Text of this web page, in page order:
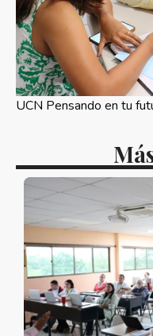
UCN Pensando en tu